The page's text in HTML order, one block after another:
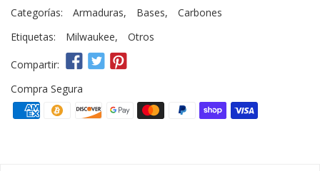
Categorías: Armaduras, Bases,
Carbones
Etiquetas:
Milwaukee, Otros
Compartir:
Compra Segura